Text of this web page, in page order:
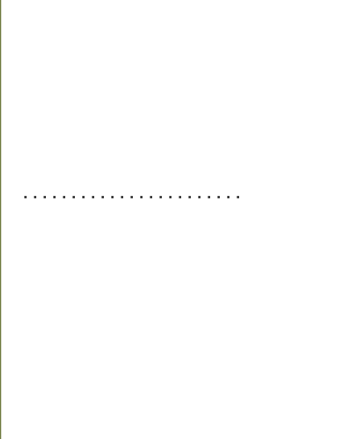
. . . . . . . . . . . . . . . . . . . . . . .